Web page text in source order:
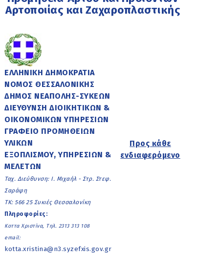
Αρτοποιίας και Ζαχαροπλαστικής
ΕΛΛΗΝΙΚΗ ΔΗΜΟΚΡΑΤΙΑ
ΝΟΜΟΣ ΘΕΣΣΑΛΟΝΙΚΗΣ
ΔΗΜΟΣ ΝΕΑΠΟΛΗΣ-ΣΥΚΕΩΝ
ΔΙΕΥΘΥΝΣΗ ΔΙΟΙΚΗΤΙΚΩΝ &
ΟΙΚΟΝΟΜΙΚΩΝ ΥΠΗΡΕΣΙΩΝ
ΓΡΑΦΕΙΟ ΠΡΟΜΗΘΕΙΩΝ
ΥΛΙΚΩΝ
ΕΞΟΠΛΙΣΜΟΥ, ΥΠΗΡΕΣΙΩΝ &
ΜΕΛΕΤΩΝ
Ταχ. Διεύθυνση: Ι. Μιχαήλ - Στρ. Στεφ.
Σαράφη
ΤΚ: 566 25 Συκιές Θεσσαλονίκη
Πληροφορίες:
Κοττα Χριστίνα, Τηλ. 2313 313 108
email:
kotta.xristina@n3.syzefxis.gov.gr
Προς κάθε
ενδιαφερόμενο